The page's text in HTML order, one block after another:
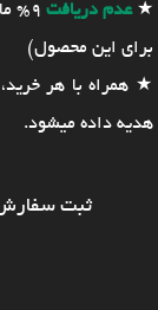
★عدم دریافت 9% مالیات بر ارزش افزوده (به مبلغ
برای این محصول)
★ همراه با هر
هدیه داده میشود.
ثبت سفارش